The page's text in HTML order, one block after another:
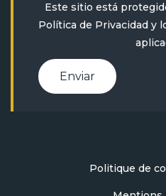
Este sitio está
Política de Privacidad y
Enviar
Politique de